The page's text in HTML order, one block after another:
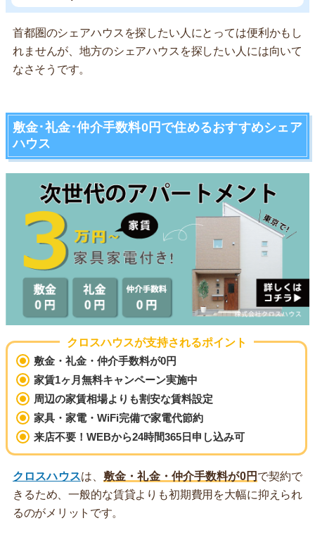
首都圏のシェアハウスを探したい人にとっては便利かもし
れませんが、地方のシェアハウスを探したい人には向いて
なさそうです。
敷金･礼金･仲介手数料0円で住めるおすすめシェア
ハウス
クロスハウスが支持されるポイント
敷金・礼金・仲介手数料が0円
家賃1ヶ月無料キャンペーン実施中
周辺の家賃相場よりも割安な賃料設定
家具・家電・WiFi完備で家電代節約
来店不要！WEBから24時間365日申し込み可
クロスハウスは、 敷金・礼金・仲介手数料が0円 で契約で
きるため、一般的な賃貸よりも初期費用を大幅に抑えられ
るのがメリットです。